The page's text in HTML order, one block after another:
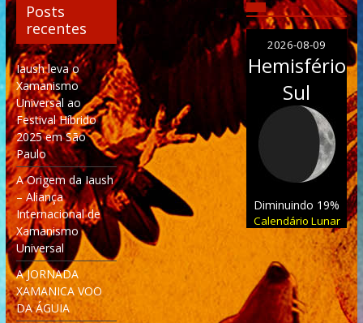
Posts
recentes
Iaush leva o
Xamanismo
Universal ao
Festival Híbrido
2025 em São
Paulo
A Origem da Iaush
– Aliança
Internacional de
Xamanismo
Universal
A JORNADA
XAMANICA VOO
DA ÁGUIA
2026-08-09
Hemisfério
Sul
Diminuindo 19%
Calendário Lunar